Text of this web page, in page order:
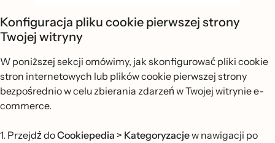
Konfiguracja pliku cookie pierwszej strony
Twojej witryny
W poniższej sekcji omówimy, jak skonfigurować pliki cookie
stron internetowych lub plików cookie pierwszej strony
bezpośrednio w celu zbierania zdarzeń w Twojej witrynie e-
commerce.
1. Przejdź doCookiepedia > Kategoryzacjew nawigacji po